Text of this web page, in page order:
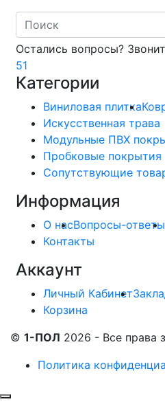
Search
Остались вопросы?
51
Категории
Виниловая плитка
Искусственная трава
Модульные ПВХ
Пробковые покрытия
Сопутствующие
Информация
О насВопросы-ответы
Контакты
Аккаунт
Личный Кабинет
Корзина
© 1-ПОЛ 2026 - Все права
Политика